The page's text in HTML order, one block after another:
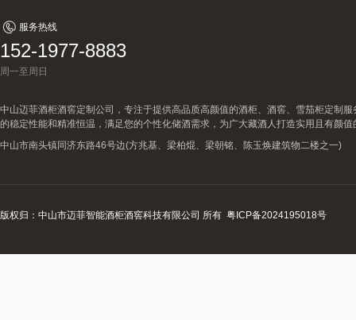
服务热线
152-1977-8883
周一至周日
中山迈菲酒柜酒窖定制公司，专注于提供高品质高颜值的酒柜、酒窖、雪茄柜定制
的稳定性能和精准恒温，满足您的个性化储酒需求，为广大藏酒人打造实用且有颜值
中山市南头镇同济东路46号边(方兆基、梁柏焜、梁朝铭、陈玉焕建筑物二楼之一)
版权归：中山市迈菲智能酒柜酒窖科技有限公司 所有 粤ICP备2024195018号